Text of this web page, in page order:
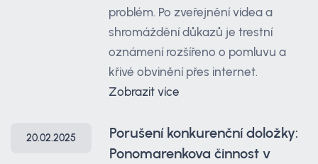
problém. Po zveřejnění videa a
shromáždění důkazů je trestní
oznámení rozšířeno o pomluvu a
křivé obvinění přes internet.
Zobrazit více
20.02.2025
Porušení konkurenční doložky:
Ponomarenkova činnost v